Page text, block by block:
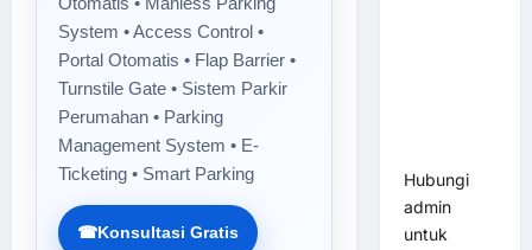
System • Access Control •
Portal Otomatis • Flap Barrier •
Turnstile Gate • Sistem Parkir
Perumahan • Parking
Management System • E-
Ticketing • Smart Parking
☎Konsultasi Gratis
Hubungi
admin
untuk